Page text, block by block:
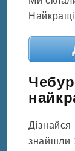
Дізнайся
знайшли